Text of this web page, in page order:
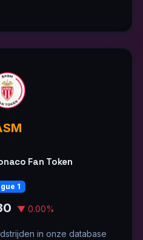
Fan Token
1
▼ 0.00%
in onze database